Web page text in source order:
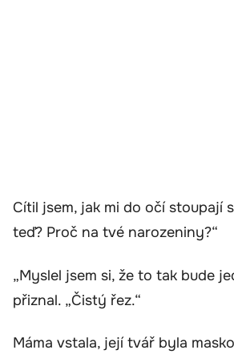
Cítil jsem, jak mi do očí stoupají
teď? Proč na tvé narozeniny?“
„Myslel jsem si, že to tak bude
přiznal. „Čistý řez.“
Máma vstala, její tvář byla